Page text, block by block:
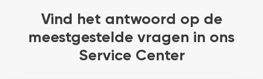
Vind het antwoord op de
meestgestelde vragen in ons
Service Center